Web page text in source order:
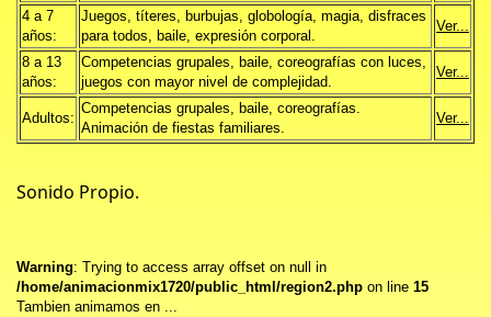
4 a 7
años:
Juegos, títeres, burbujas, globología, magia, disfraces
para todos, baile, expresión corporal.
Ver...
8 a 13
años:
Competencias grupales, baile, coreografías con luces,
juegos con mayor nivel de complejidad.
Ver...
Adultos:
Competencias grupales, baile, coreografías.
Animación de fiestas familiares.
Ver...
Sonido Propio.
Warning: Trying to access array offset on null in
/home/animacionmix1720/public_html/region2.php on line 15
Tambien animamos en ...